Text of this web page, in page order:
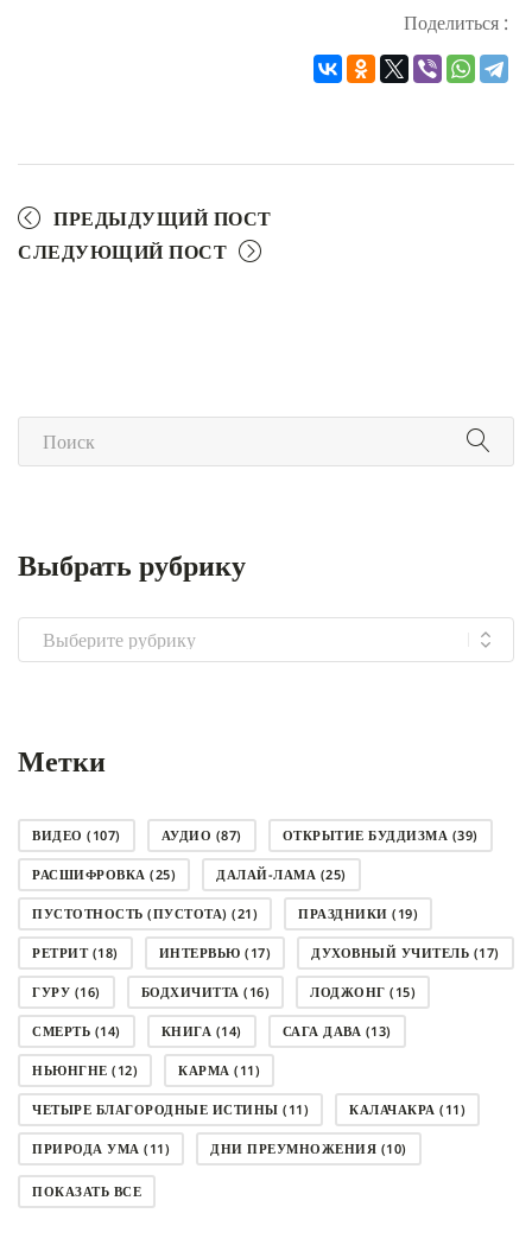
Поделиться :
ПРЕДЫДУЩИЙ ПОСТ
СЛЕДУЮЩИЙ ПОСТ
Выбрать рубрику
Выбрать
рубрику
Метки
ВИДЕО (107) АУДИО (87) ОТКРЫТИЕ БУДДИЗМА (39)
РАСШИФРОВКА (25) ДАЛАЙ-ЛАМА (25)
ПУСТОТНОСТЬ (ПУСТОТА) (21) ПРАЗДНИКИ (19)
РЕТРИТ(18) ИНТЕРВЬЮ (17) ДУХОВНЫЙ УЧИТЕЛЬ (17)
ГУРУ (16) БОДХИЧИТТА (16) ЛОДЖОНГ (15)
СМЕРТЬ (14) КНИГА (14) САГА ДАВА (13)
НЬЮНГНЕ (12) КАРМА (11)
ЧЕТЫРЕ БЛАГОРОДНЫЕ ИСТИНЫ (11) КАЛАЧАКРА (11)
ПРИРОДА УМА (11) ДНИ ПРЕУМНОЖЕНИЯ (10)
СОВЕТ(10)
ПОКАЗАТЬ ВСЕ